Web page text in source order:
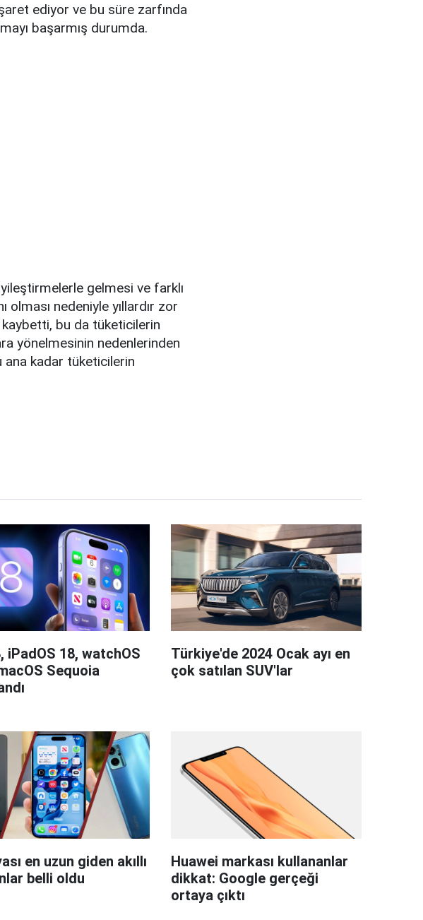
ediyor ve bu süre zarfında
başarmış durumda.
gelmesi ve farklı
nedeniyle yıllardır zor
bu da tüketicilerin
yönelmesinin nedenlerinden
ana kadar tüketicilerin
iPadOS 18, watchOS
Sequoia
Türkiye'de 2024 Ocak ayı en
çok satılan SUV'lar
en uzun giden akıllı
belli oldu
Huawei markası kullananlar
dikkat: Google gerçeği
ortaya çıktı